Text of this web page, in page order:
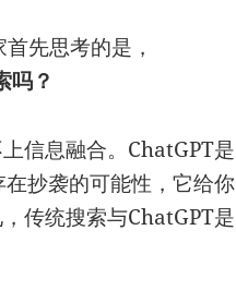
先思考的是，
吗？
信息融合。ChatGPT是
抄袭的可能性，它给你
传统搜索与ChatGPT是